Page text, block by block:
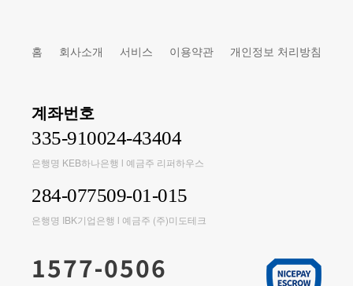
홈 회사소개 서비스 이용약관 개인정보 처리방침
계좌번호
335-910024-43404
은행명 KEB하나은행 l 예금주 리퍼하우스
284-077509-01-015
은행명 IBK기업은행 l 예금주 (주)미도테크
1577-0506